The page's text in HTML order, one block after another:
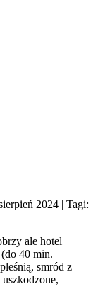
2024 | Tagi:
ale hotel
40 min.
smród z